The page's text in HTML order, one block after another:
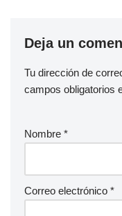
Deja un
Tu dirección de
campos obligatorios
Nombre *
Correo electrónico *